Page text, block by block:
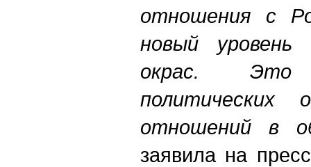
отношения
с
новый
уровень
окрас.
Это
политических
отношений
в
заявила на